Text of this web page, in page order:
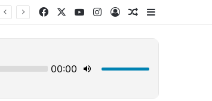
FacebookYouTubeInstagram
Log InΤυχαίο άρθρο
Sidebar